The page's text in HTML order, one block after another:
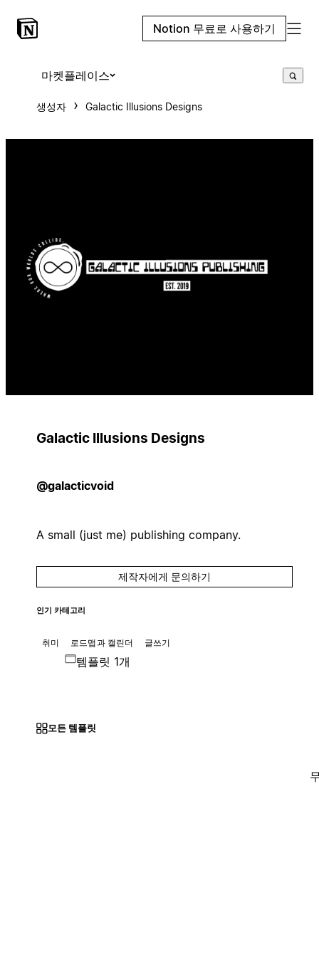
Notion 무료로 사용하기
마켓플레이스
생성자 Galactic Illusions Designs
Galactic Illusions Designs
@galacticvoid
A small (just me) publishing company.
제작자에게 문의하기
인기 카테고리
취미 로드맵과 캘린더 글쓰기
템플릿 1개
모든 템플릿